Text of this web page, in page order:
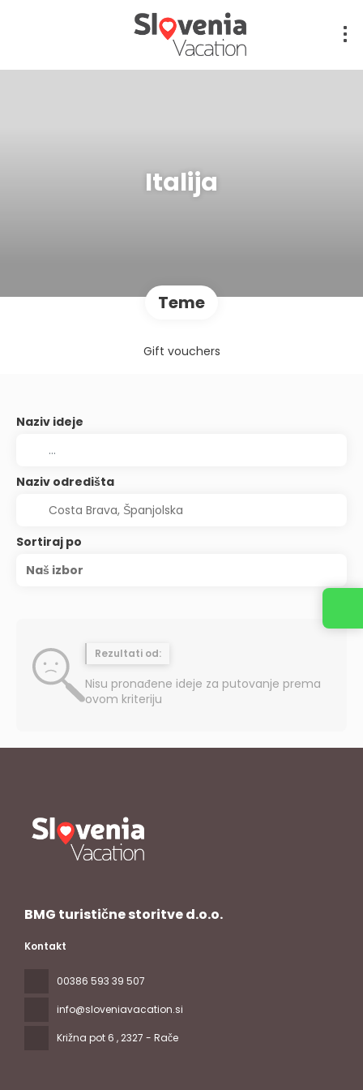
Italija
Teme
Gift vouchers
Naziv ideje
Naziv odredišta
Sortiraj po
Naš izbor
Rezultati od:
Nisu pronađene ideje za putovanje prema
ovom kriteriju
BMG turistične storitve d.o.o.
Kontakt
00386 593 39 507
info@sloveniavacation.si
Križna pot 6 , 2327 - Rače